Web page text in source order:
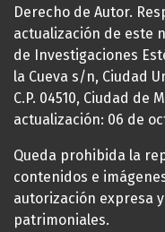
Derecho de Autor.
actualización de este
de Investigaciones
la Cueva s/n, Ciudad
C.P. 04510, Ciudad de
actualización: 06 de
Queda prohibida la
contenidos e
autorización expresa
patrimoniales.